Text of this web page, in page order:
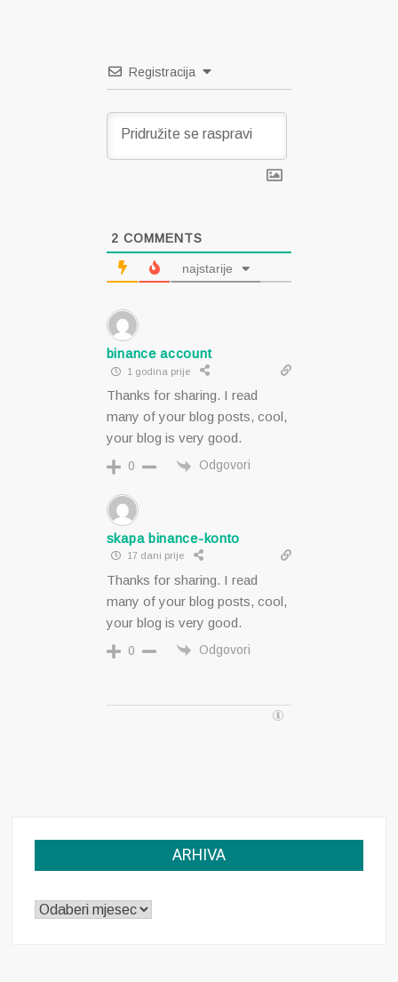
Registracija
2 COMMENTS
najstarije
binance account
1 godina prije
Thanks for sharing. I read
many of your blog posts, cool,
your blog is very good.
0 Odgovori
skapa binance-konto
17 dani prije
Thanks for sharing. I read
many of your blog posts, cool,
your blog is very good.
0 Odgovori
ARHIVA
ARHIVA